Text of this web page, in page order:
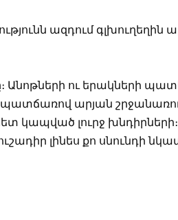
ազդում գլխուղեղին
Անոթների ու երակների
արյան
կապված լուրջ խնդիրների։
լինես քո սնունդի